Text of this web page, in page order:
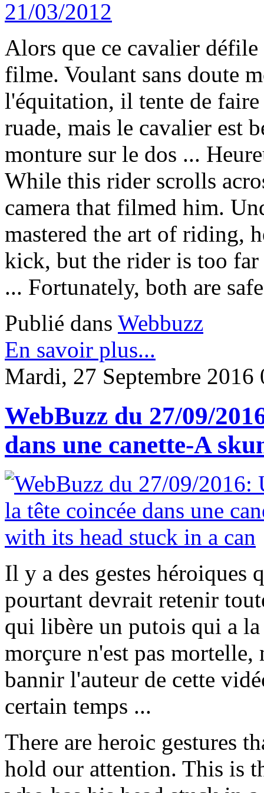
Alors que ce cavalier
filme. Voulant sans doute
l'équitation, il tente de faire
ruade, mais le cavalier est
monture sur le dos ...
While this rider scrolls
camera that filmed him.
mastered the art of riding,
kick, but the rider is too
... Fortunately, both are
Publié dans Webbuzz
En savoir plus...
Mardi, 27 Septembre 2016
WebBuzz du 27/09/
dans une canette-A
Il y a des gestes héroiques
pourtant devrait retenir
qui libère un putois qui a la
morçure n'est pas
bannir l'auteur de cette
certain temps ...
There are heroic gestures
hold our attention. This is